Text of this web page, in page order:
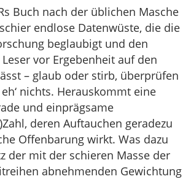
Buch nach der üblichen Masche
endlose Datenwüste, die die
beglaubigt und den
vor Ergebenheit auf den
– glaub oder stirb, überprüfen
nichts. Herauskommt eine
und einprägsame
deren Auftauchen geradezu
Offenbarung wirkt. Was dazu
der mit der schieren Masse der
abnehmenden Gewichtung